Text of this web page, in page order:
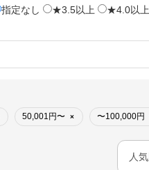
指定なし ★3.5以上 ★4.0以上
50,001円〜 × 〜100,000円